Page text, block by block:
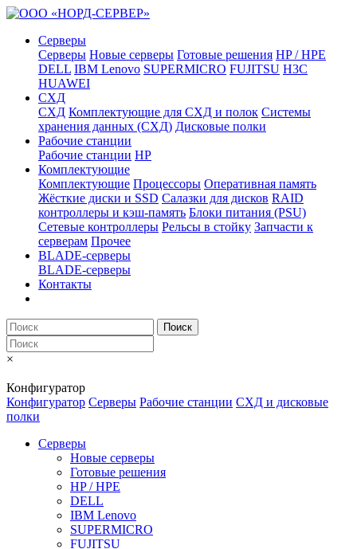
Серверы
Серверы Новые серверы Готовые решения HP / HPE
DELL IBM Lenovo SUPERMICRO FUJITSU H3C
HUAWEI
СХД
СХД Комплектующие для СХД и полок Системы
хранения данных (СХД) Дисковые полки
Рабочие станции
Рабочие станции HP
Комплектующие
Комплектующие Процессоры Оперативная память
Жёсткие диски и SSD Салазки для дисков RAID
контроллеры и кэш-память Блоки питания (PSU)
Сетевые контроллеры Рельсы в стойку Запчасти к
серверам Прочее
BLADE-серверы
BLADE-серверы
Контакты
Поиск
×
Конфигуратор
Конфигуратор Серверы Рабочие станции СХД и дисковые
полки
Серверы
Новые серверы
Готовые решения
HP / HPE
DELL
IBM Lenovo
SUPERMICRO
FUJITSU